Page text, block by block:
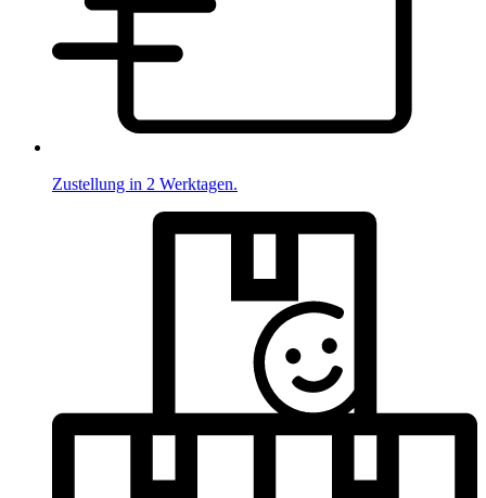
Zustellung in 2 Werktagen.